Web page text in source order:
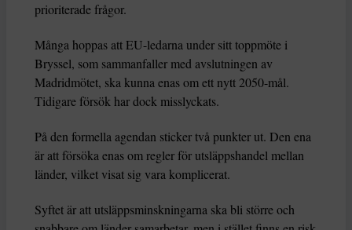
prioriterade frågor.
Många hoppas att EU-ledarna under sitt toppmöte i
Bryssel, som sammanfaller med avslutningen av
Madridmötet, ska kunna enas om ett nytt 2050-mål.
Tidigare försök har dock misslyckats.
På den formella agendan sticker två punkter ut. Den ena
är att försöka enas om regler för utsläppshandel mellan
länder, vilket visat sig vara komplicerat.
Syftet är att utsläppsminskningarna ska bli större och